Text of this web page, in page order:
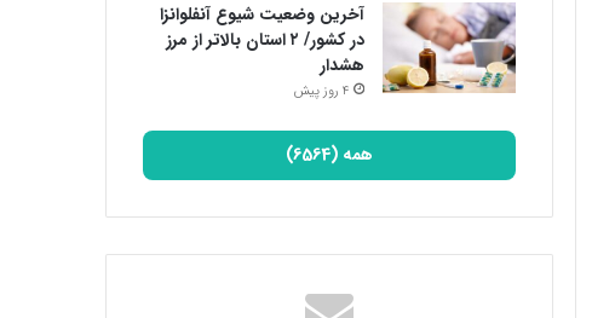
آخرین وضعیت شیوع آنفلوانزا
در کشور/ ۲ استان بالاتر از مرز
هشدار
4 روز پیش
همه (6564)